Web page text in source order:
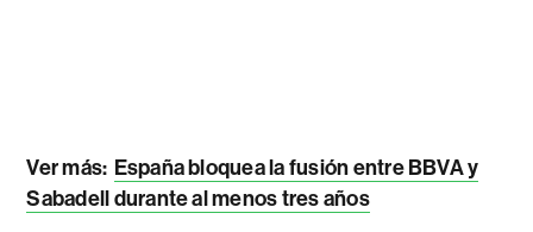
Ver más: España bloquea la fusión entre BBVA y
Sabadell durante al menos tres años